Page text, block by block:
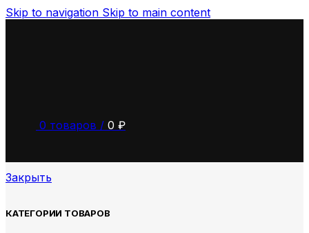
Skip to navigation Skip to main content
0 товаров / 0 ₽
Закрыть
КАТЕГОРИИ ТОВАРОВ